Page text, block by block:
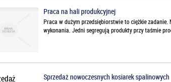
Praca na hali produkcyjnej
Praca w dużym przedsiębiorstwie to ciężkie
wykonania. Jedni segregują produkty przy taśmie
Sprzedaż nowoczesnych kosiarek spalinowych